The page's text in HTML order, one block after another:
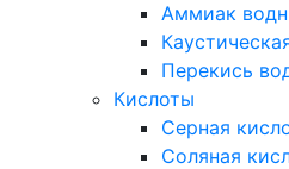
Аммиак
Перекись
Кислоты
Серная
Соляная